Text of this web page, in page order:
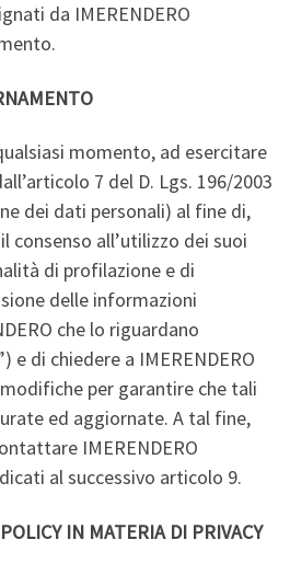
da IMERENDERO
momento, ad esercitare
7 del D. Lgs. 196/2003
dei dati personali) al fine di,
consenso all’utilizzo dei suoi
di profilazione e di
delle informazioni
che lo riguardano
e di chiedere a IMERENDERO
per garantire che tali
ed aggiornate. A tal fine,
IMERENDERO
al successivo articolo 9.
IN MATERIA DI PRIVACY